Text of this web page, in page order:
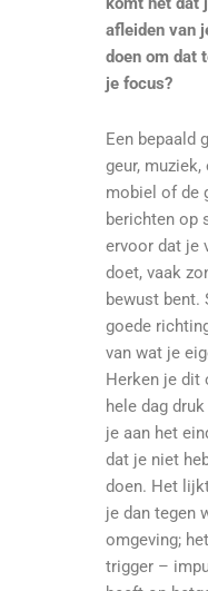
afleiden van
doen om dat
je focus?
Een bepaald
geur,
mobiel of de
berichten op
ervoor dat je
doet, vaak
bewust bent.
goede
van wat je
Herken je dit
hele dag
je aan het
dat je niet
doen. Het
je dan tegen
omgeving;
trigger –